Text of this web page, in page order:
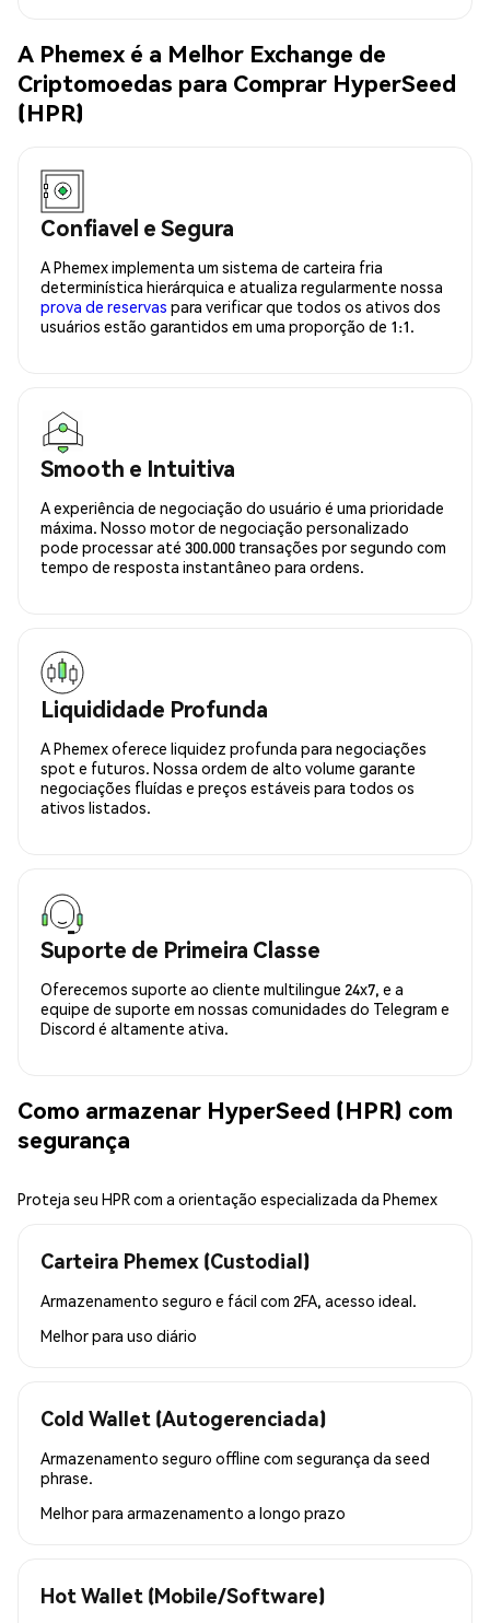
A Phemex é a Melhor Exchange de
Criptomoedas para Comprar HyperSeed
(HPR)
Confiavel e Segura
A Phemex implementa um sistema de carteira fria
determinística hierárquica e atualiza regularmente nossa
prova de reservas para verificar que todos os ativos dos
usuários estão garantidos em uma proporção de 1:1.
Smooth e Intuitiva
A experiência de negociação do usuário é uma prioridade
máxima. Nosso motor de negociação personalizado
pode processar até 300.000 transações por segundo com
tempo de resposta instantâneo para ordens.
Liquididade Profunda
A Phemex oferece liquidez profunda para negociações
spot e futuros. Nossa ordem de alto volume garante
negociações fluídas e preços estáveis para todos os
ativos listados.
Suporte de Primeira Classe
Oferecemos suporte ao cliente multilingue 24x7, e a
equipe de suporte em nossas comunidades do Telegram e
Discord é altamente ativa.
Como armazenar HyperSeed (HPR) com
segurança
Proteja seu HPR com a orientação especializada da Phemex
Carteira Phemex (Custodial)
Armazenamento seguro e fácil com 2FA, acesso ideal.
Melhor para uso diário
Cold Wallet (Autogerenciada)
Armazenamento seguro offline com segurança da seed
phrase.
Melhor para armazenamento a longo prazo
Hot Wallet (Mobile/Software)